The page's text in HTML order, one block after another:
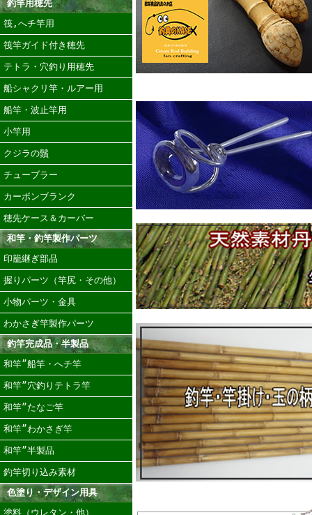
釣竿用穂先
筏,へチ竿用
筏竿ガイド付き穂先
テトラ・穴釣り用穂先
船シャクリ竿・ルアー用
船竿・波止竿用
小竿用
クジラの鬚
チューブラー
カーボンブランク
穂先ケース＆カーバー
和竿・釣竿製作パーツ
印籠継ぎ部品
握りパーツ（竿尻・その他）
小物パーツ・金具
わかさぎ竿製作パーツ
釣竿完成品・半製品
和竿”船竿・へチ竿
和竿”穴釣りテトラ竿
和竿”たなご竿
和竿”わかさぎ竿
和竿”半製品
釣竿切り込み素材
色塗り・デザイン用具
塗料（ウレタン・他）